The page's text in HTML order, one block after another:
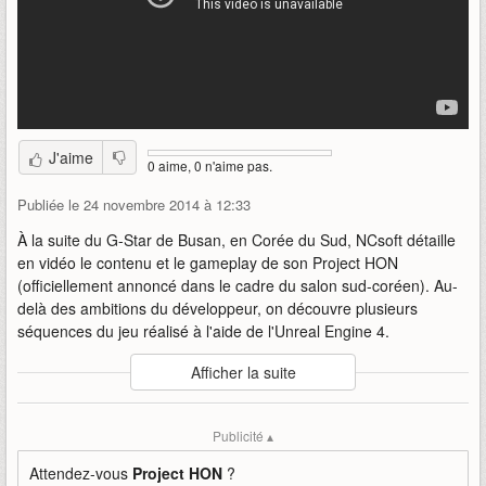
J'aime 0 aime, 0 n'aime pas.
Publiée le 24 novembre 2014 à 12:33
À la suite du G-Star de Busan, en Corée du Sud, NCsoft détaille
en vidéo le contenu et le gameplay de son Project HON
(officiellement annoncé dans le cadre du salon sud-coréen). Au-
delà des ambitions du développeur, on découvre plusieurs
séquences du jeu réalisé à l'aide de l'Unreal Engine 4.
Auteur
NCsoft Korea
: Uther
g-star-2014 gameplay
project-hon
Afficher la suite
Publicité ▴
Attendez-vous Project HON ?